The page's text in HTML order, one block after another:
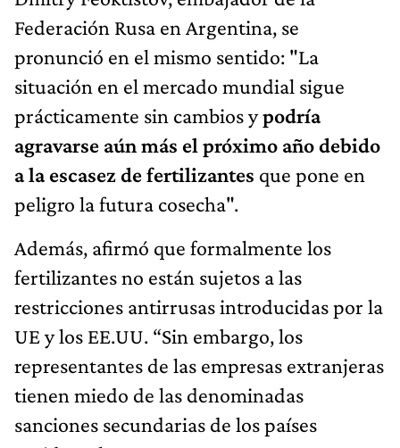
Federación Rusa en Argentina, se
pronunció en el mismo sentido: "La
situación en el mercado mundial sigue
prácticamente sin cambios ypodría
agravarse aún más el próximo año debido
a la escasez de fertilizantes que pone en
peligro la futura cosecha".
Además, afirmó que formalmente los
fertilizantes no están sujetos a las
restricciones antirrusas introducidas por la
UE y los EE.UU. “Sin embargo, los
representantes de las empresas extranjeras
tienen miedo de las denominadas
sanciones secundarias de los países